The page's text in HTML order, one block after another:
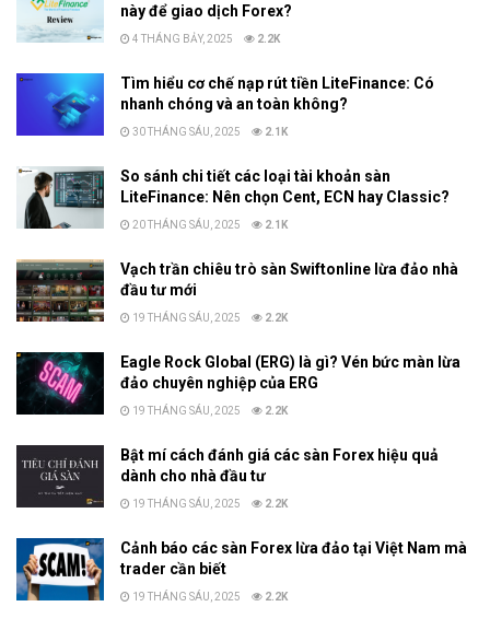
này để giao dịch Forex?
4 THÁNG BẢY, 2025 2.2K
Tìm hiểu cơ chế nạp rút tiền LiteFinance: Có
nhanh chóng và an toàn không?
30 THÁNG SÁU, 2025 2.1K
So sánh chi tiết các loại tài khoản sàn
LiteFinance: Nên chọn Cent, ECN hay Classic?
20 THÁNG SÁU, 2025 2.1K
Vạch trần chiêu trò sàn Swiftonline lừa đảo nhà
đầu tư mới
19 THÁNG SÁU, 2025 2.2K
Eagle Rock Global (ERG) là gì? Vén bức màn lừa
đảo chuyên nghiệp của ERG
19 THÁNG SÁU, 2025 2.2K
Bật mí cách đánh giá các sàn Forex hiệu quả
dành cho nhà đầu tư
19 THÁNG SÁU, 2025 2.2K
Cảnh báo các sàn Forex lừa đảo tại Việt Nam mà
trader cần biết
19 THÁNG SÁU, 2025 2.2K